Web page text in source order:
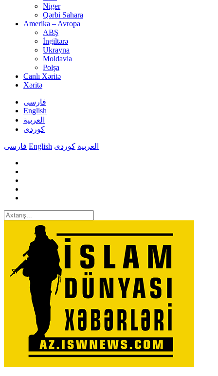
Niger
Qərbi Sahara
Amerika – Avropa
ABŞ
İngiltərə
Ukrayna
Moldavia
Polşa
Canlı Xəritə
Xəritə
فارسی
English
العربیة
کوردی
فارسی English العربیة کوردی